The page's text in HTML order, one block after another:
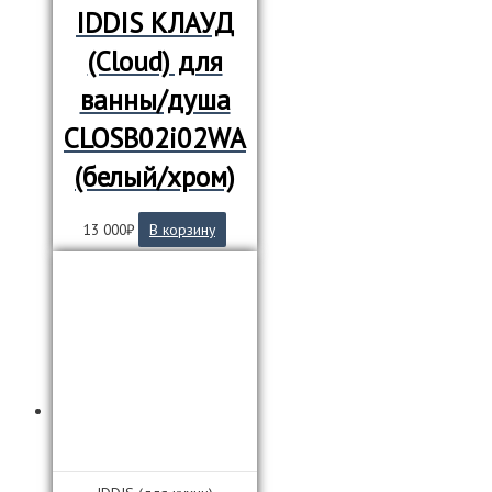
IDDIS КЛАУД
(Cloud) для
ванны/душа
CLOSB02i02WA
(белый/хром)
13 000₽ В корзину